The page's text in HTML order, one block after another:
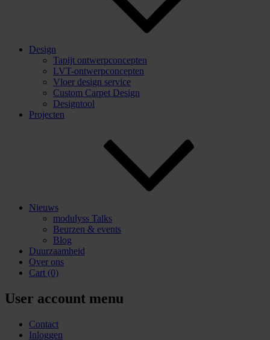
Design
Tapijt ontwerpconcepten
LVT-ontwerpconcepten
Vloer design service
Custom Carpet Design
Designtool
Projecten
Nieuws
modulyss Talks
Beurzen & events
Blog
Duurzaamheid
Over ons
Cart (0)
User account menu
Contact
Inloggen